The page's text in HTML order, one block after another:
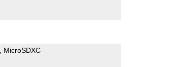
MicroSDXC